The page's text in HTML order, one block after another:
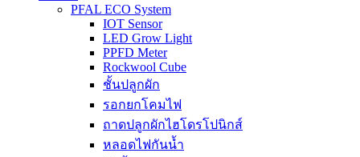
PFAL ECO System
IOT Sensor
LED Grow Light
PPFD Meter
Rockwool Cube
ชั้นปลูกผัก
รอกยกโคมไฟ
ถาดปลูกผักไฮโดรโปนิกส์
หลอดไฟกันน้ำ